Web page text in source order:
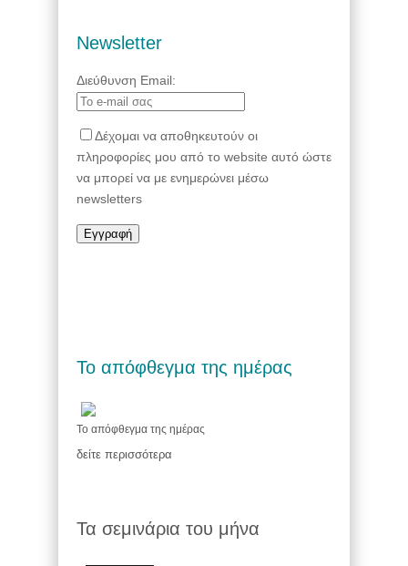
Newsletter
Διεύθυνση Email:
Δέχομαι να αποθηκευτούν οι
πληροφορίες μου από το website αυτό ώστε
να μπορεί να με ενημερώνει μέσω
newsletters
Το απόφθεγμα της ημέρας
Το απόφθεγμα της ημέρας
δείτε περισσότερα
Τα σεμινάρια του μήνα